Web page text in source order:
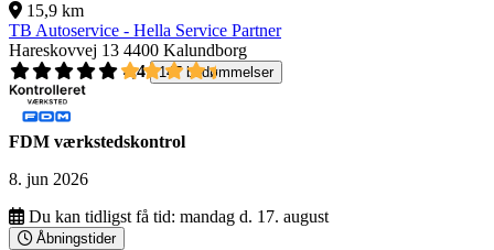
15,9 km
TB Autoservice - Hella Service Partner
Hareskovvej 13 4400 Kalundborg
4,4
147 bedømmelser
FDM værkstedskontrol
8. jun 2026
Du kan tidligst få tid: mandag d. 17. august
Åbningstider